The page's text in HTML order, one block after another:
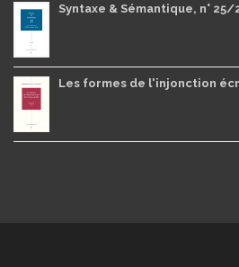
Syntaxe & Sémantique, n° 25/
Les formes de l'injonction